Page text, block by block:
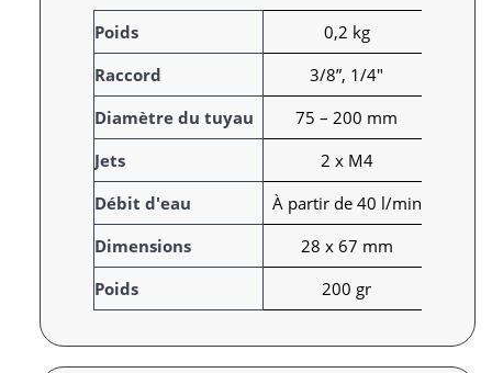
A
t
t
r
i
b
u
t
s
V
a
l
e
u
r
Poids
0,2 kg
Raccord
3/8”, 1/4"
Diamètre du tuyau
75 – 200 mm
Jets
2 x M4
Débit d'eau
À partir de 40 l/min
Dimensions
28 x 67 mm
Poids
200 gr